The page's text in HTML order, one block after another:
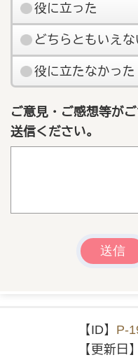
役に立った
どちらともいえな
役に立たなかった
ご意見・ご感想等が
送信ください。
【ID】 P-
【更新日】